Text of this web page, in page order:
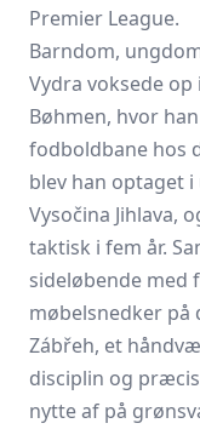
Premier League.
Barndom,
Vydra voksede
Bøhmen, hvor
fodboldbane hos
blev han optaget
Vysočina Jihlava,
taktisk i fem år.
sideløbende med
møbelsnedker på
Zábřeh, et
disciplin og
nytte af på